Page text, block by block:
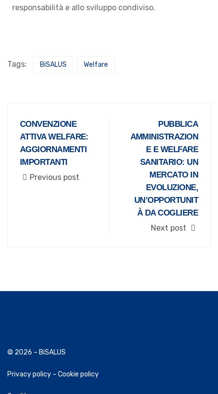
responsabilità e allo sviluppo condiviso.
Tags: BiSALUS Welfare
CONVENZIONE
ATTIVA WELFARE:
AGGIORNAMENTI
IMPORTANTI
Previous post
PUBBLICA
AMMINISTRAZION
E E WELFARE
SANITARIO: UN
MERCATO IN
EVOLUZIONE,
UN’OPPORTUNIT
À DA COGLIERE
Next post
© 2026 – BiSALUS
Privacy policy – Cookie policy